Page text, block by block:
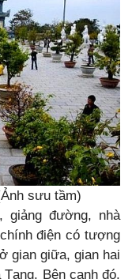
sưu tầm)
giảng đường, nhà
điện có tượng
gian giữa, gian hai
Bên cạnh đó,